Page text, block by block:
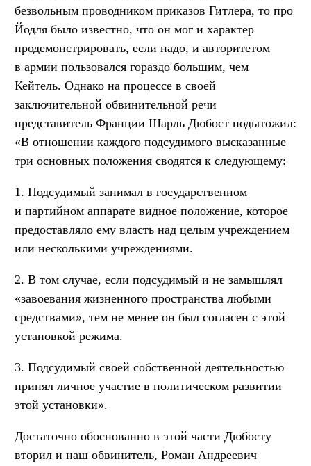
безвольным проводником приказов Гитлера, то про
Йодля было известно, что он мог и характер
продемонстрировать, если надо, и авторитетом
в армии пользовался гораздо большим, чем
Кейтель. Однако на процессе в своей
заключительной обвинительной речи
представитель Франции Шарль Дюбост подытожил:
«В отношении каждого подсудимого высказанные
три основных положения сводятся к следующему:
1. Подсудимый занимал в государственном
и партийном аппарате видное положение, которое
предоставляло ему власть над целым учреждением
или несколькими учреждениями.
2. В том случае, если подсудимый и не замышлял
«завоевания жизненного пространства любыми
средствами», тем не менее он был согласен с этой
установкой режима.
3. Подсудимый своей собственной деятельностью
принял личное участие в политическом развитии
этой установки».
Достаточно обоснованно в этой части Дюбосту
вторил и наш обвинитель, Роман Андреевич